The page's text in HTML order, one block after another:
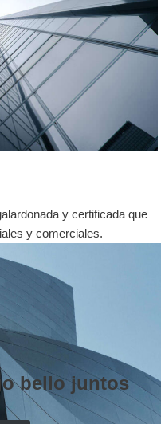
y certificada que
y comerciales.
bello juntos